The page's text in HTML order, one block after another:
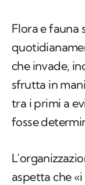
Flora e fauna
che invade,
sfrutta in
tra i primi a
fosse
aspetta che